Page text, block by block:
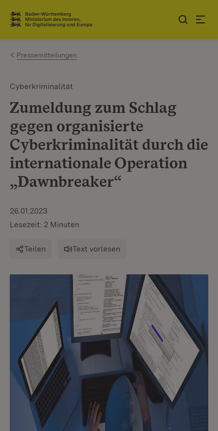
Zum Inhalt springen
Link zur Startseite
Pressemitteilungen
Cyberkriminalität
Zumeldung zum Schlag
gegen organisierte
Cyberkriminalität durch die
internationale Operation
„Dawnbreaker“
26.01.2023
Lesezeit: 2 Minuten
Teilen Text vorlesen